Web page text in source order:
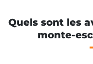
Quels sont les
monte-